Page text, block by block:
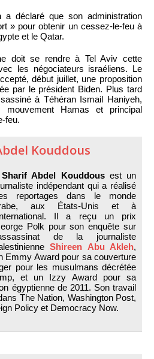
a déclaré que son administration
» pour obtenir un cessez-le-feu à
et le Qatar.
doit se rendre à Tel Aviv cette
les négociateurs israéliens. Le
début juillet, une proposition
par le président Biden. Plus tard
à Téhéran Ismail Haniyeh,
mouvement Hamas et principal
feu.
Kouddous
Sharif Abdel Kouddousest un
indépendant qui a réalisé
reportages dans le monde
aux États-Unis et à
Il a reçu un prix
Polk pour son enquête sur
de la journaliste
Shireen Abu Akleh,
Emmy Award pour sa couverture
pour les musulmans décrétée
et un Izzy Award pour sa
égyptienne de 2011. Son travail
The Nation, Washington Post,
Policy et Democracy Now.